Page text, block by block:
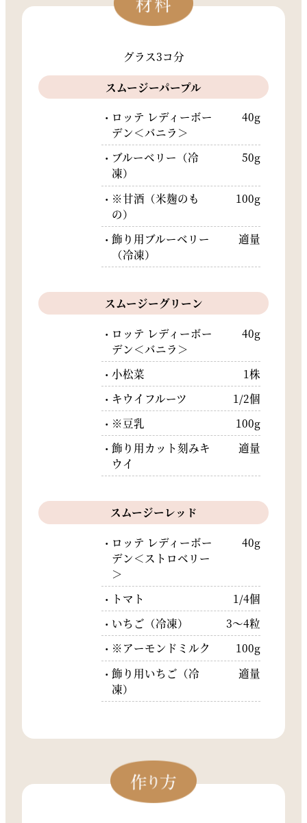
グラス3コ分
スムージーパープル
ロッテ レディーボー
デン＜バニラ＞
40g
ブルーベリー（冷
凍）
50g
※甘酒（米麹のも
の）
100g
飾り用ブルーベリー
（冷凍）
適量
スムージーグリーン
ロッテ レディーボー
デン＜バニラ＞
40g
小松菜
1株
キウイフルーツ
1/2個
※豆乳
100g
飾り用カット刻みキ
ウイ
適量
スムージーレッド
ロッテ レディーボー
デン＜ストロベリー
＞
40g
トマト
1/4個
いちご（冷凍）
3〜4粒
※アーモンドミルク
100g
飾り用いちご（冷
凍）
適量